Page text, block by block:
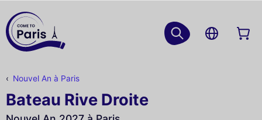
Nouvel An à Paris
Bateau Rive Droite